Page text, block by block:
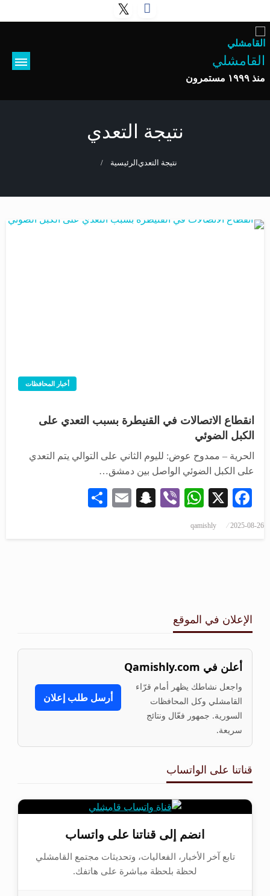
القامشلي
منذ ١٩٩٩ مستمرون
نتيجة التعدي
الرئيسية نتيجة التعدي
أخبار المحافظات
انقطاع الاتصالات في القنيطرة بسبب التعدي على
الكبل الضوئي
الحرية – ممدوح عوض: لليوم الثاني على التوالي يتم التعدي
على الكبل الضوئي الواصل بين دمشق…
Facebook
X
WhatsApp
Viber
Snapchat
Email
2025-08-26
qamishly
الإعلان في الموقع
أعلن في Qamishly.com
واجعل نشاطك يظهر أمام قرّاء
القامشلي وكل المحافظات
السورية. جمهور فعّال ونتائج
سريعة.
أرسل طلب إعلان
قناتنا على الواتساب
انضم إلى قناتنا على واتساب
تابع آخر الأخبار، الفعاليات، وتحديثات مجتمع القامشلي
لحظة بلحظة مباشرة على هاتفك.